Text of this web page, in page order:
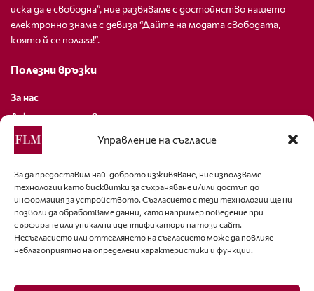
Управление на съгласие
За да предоставим най-доброто изживяване, ние използваме
технологии като бисквитки за съхраняване и/или достъп до
информация за устройството. Съгласието с тези технологии ще ни
позволи да обработваме данни, като например поведение при
сърфиране или уникални идентификатори на този сайт.
Несъгласието или оттеглянето на съгласието може да повлияе
неблагоприятно на определени характеристики и функции.
иска да е свободна”, ние развяваме с достойнство нашето
електронно знаме с девиза “Дайте на модата свободата,
която й се полага!”.
Полезни връзки
За нас
Декларация за поверителност
Политика за бисквитки
За контакти
editor@fashion-lifestyle.net
+359 88 227 33 47
Последвайте ни
Facebook